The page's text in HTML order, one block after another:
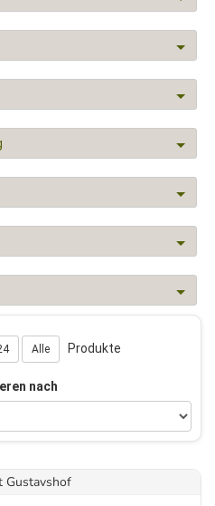
Alle Produkte
nach
Gustavshof